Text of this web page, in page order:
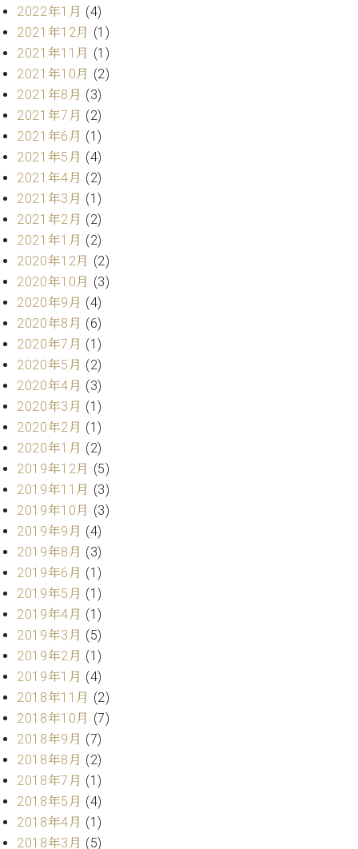
ル)
子
工
房
ブ
ロ
ア
ク
セ
ス
お
問
合
わ
せ
ア
ー
テ
ィ
ス
ト
カ
ス
マ
ー
サ
ー
ビ
ス
(
律
)
ア
フ
タ
ー
ー
ビ
ス
(調
律)
2022年1月 (4)
2021年12月 (1)
2021年11月 (1)
2021年10月 (2)
2021年8月 (3)
2021年7月 (2)
2021年6月 (1)
2021年5月 (4)
2021年4月 (2)
2021年3月 (1)
2021年2月 (2)
2021年1月 (2)
2020年12月 (2)
2020年10月 (3)
2020年9月 (4)
2020年8月 (6)
2020年7月 (1)
2020年5月 (2)
2020年4月 (3)
2020年3月 (1)
2020年2月 (1)
2020年1月 (2)
2019年12月 (5)
2019年11月 (3)
2019年10月 (3)
2019年9月 (4)
2019年8月 (3)
2019年6月 (1)
2019年5月 (1)
2019年4月 (1)
2019年3月 (5)
2019年2月 (1)
2019年1月 (4)
2018年11月 (2)
2018年10月 (7)
2018年9月 (7)
2018年8月 (2)
2018年7月 (1)
2018年5月 (4)
2018年4月 (1)
2018年3月 (5)